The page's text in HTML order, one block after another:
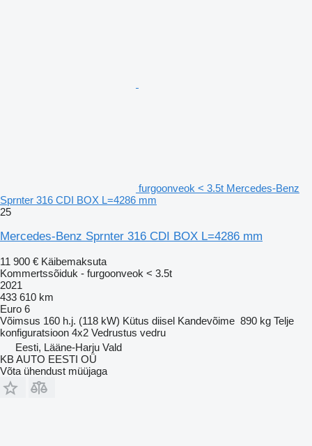
furgoonveok < 3.5t Mercedes-Benz
Sprnter 316 CDI BOX L=4286 mm
25
Mercedes-Benz Sprnter 316 CDI BOX L=4286 mm
11 900 € Käibemaksuta
Kommertssõiduk - furgoonveok < 3.5t
2021
433 610 km
Euro 6
Võimsus 160 h.j. (118 kW) Kütus diisel Kandevõime 890 kg Telje
konfiguratsioon 4x2 Vedrustus vedru
Eesti, Lääne-Harju Vald
KB AUTO EESTI OÜ
Võta ühendust müüjaga